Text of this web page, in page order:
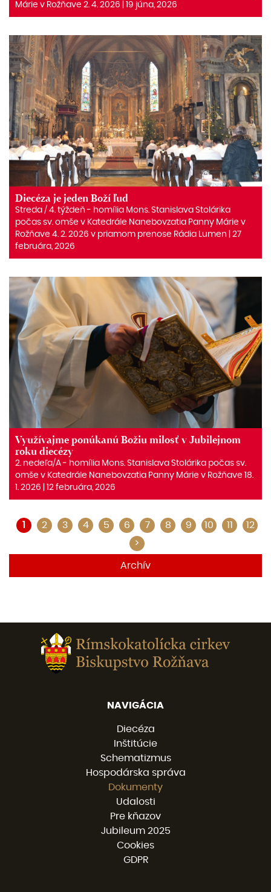
Márie v Rožňave 2. 4. 2026 | 19 júna, 2026
Diecéza je jeden Boží ľud
Streda / 4. týždeň - homília Mons. Stanislava Stolárika
počas sv. omše v Katedrále Nanebovzatia Panny Márie v
Rožňave 4. 2. 2026 v priamom prenose Rádia Lumen | 27
februára, 2026
Využívajme ponúkanú Božiu milosť v Jubilejnom
roku diecézy
2. nedeľa/A ‒ homília Mons. Stanislava Stolárika počas sv.
omše v Katedrále Nanebovzatia Panny Márie v Rožňave 18.
1. 2026 | 12 februára, 2026
1 2 3 4 5 6 7 8 9 10 11
12
>
Archív
NAVIGÁCIA
Diecéza
Inštitúcie
Schematizmus
Hospodárska správa
Dokumenty
Udalosti
Pre kňazov
Jubileum 2025
Cookies
GDPR